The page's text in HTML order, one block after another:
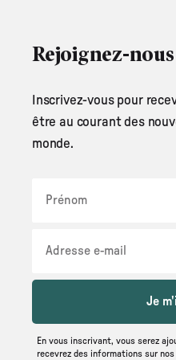
Rejoignez-nous
Inscrivez-vous pour
être au courant des
monde.
Je
En vous inscrivant, vous serez
recevrez des informations sur